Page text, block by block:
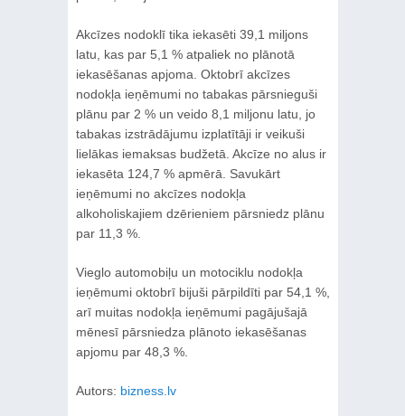
Akcīzes nodoklī tika iekasēti 39,1 miljons
latu, kas par 5,1 % atpaliek no plānotā
iekasēšanas apjoma. Oktobrī akcīzes
nodokļa ieņēmumi no tabakas pārsnieguši
plānu par 2 % un veido 8,1 miljonu latu, jo
tabakas izstrādājumu izplatītāji ir veikuši
lielākas iemaksas budžetā. Akcīze no alus ir
iekasēta 124,7 % apmērā. Savukārt
ieņēmumi no akcīzes nodokļa
alkoholiskajiem dzērieniem pārsniedz plānu
par 11,3 %.
Vieglo automobiļu un motociklu nodokļa
ieņēmumi oktobrī bijuši pārpildīti par 54,1 %,
arī muitas nodokļa ieņēmumi pagājušajā
mēnesī pārsniedza plānoto iekasēšanas
apjomu par 48,3 %.
Autors: bizness.lv